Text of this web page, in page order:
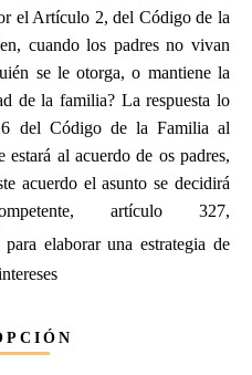
el Artículo 2, del Código de la
cuando los padres no vivan
se le otorga, o mantiene la
de la familia? La respuesta lo
del Código de la Familia al
al acuerdo de os padres,
acuerdo el asunto se decidirá
artículo 327,
para elaborar una estrategia de